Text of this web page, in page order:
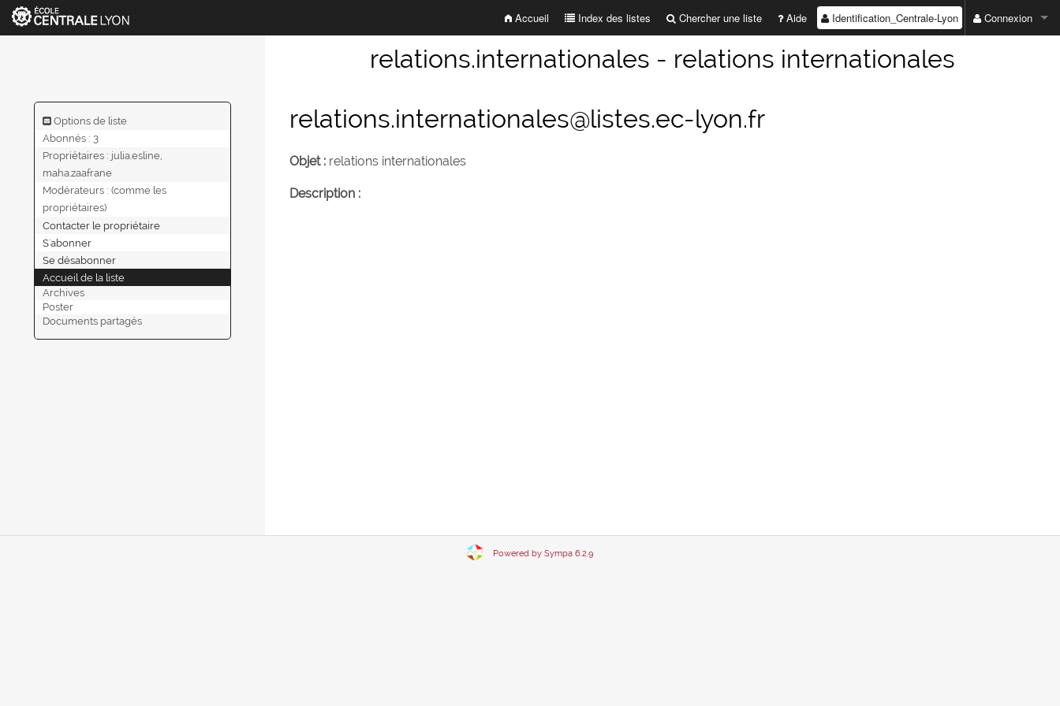
Accueil Index des listes Chercher une liste Aide Identification_Centrale-Lyon Connexion
relations.internationales - relations internationales
Options de liste
Abonnés : 3
Propriétaires : julia.esline,
maha.zaafrane
Modérateurs : (comme les
propriétaires)
Contacter le propriétaire
S'abonner
Se désabonner
Accueil de la liste
Archives
Poster
Documents partagés
relations.internationales@listes.ec-lyon.fr
Objet : relations internationales
Description :
Powered by Sympa 6.2.9